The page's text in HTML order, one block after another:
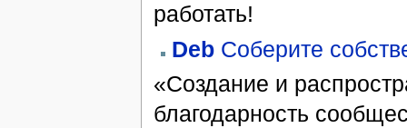
работать!
DebСоберите
«Создание и
благодарность